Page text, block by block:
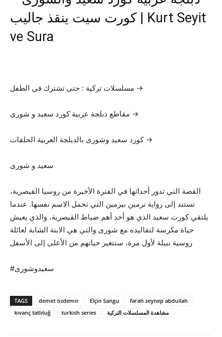
كورت سيت ينقذ جاليب | Kurt Seyit
ve Sura
مسلسلات تركية : حتى تشترك في الطفل →
مقاطع دبلجة عربية كورد سعيد و شورى →
كورد سعيد وشورى بالدبلجة العربية الحلقات →
سعيد و شورى
القصة التي تدور أحداثها في الفترة الأخيرة من روسيا القيصرية،
تستند إلى رواية نرمين بيزمين التي تحمل الاسم نفسها. عندما
يلتقي كورت سعيد الذي هو أحد أهم ضباط القيصرية، والذي يعيش
حياة مكرسة لتقاليده مع شورى والتي هي الابنة الشابة لعائلة
روسية نبيلة لأول مرة، ستتغير حياتهم من الأعلى إلى الأسفل
#سعيدوشورى
TAGS demet özdemir Elçin Sangu
farah zeynep abdullah
kıvanç tatlıtuğ
turkish series مشاهدة المسلسلات التركية